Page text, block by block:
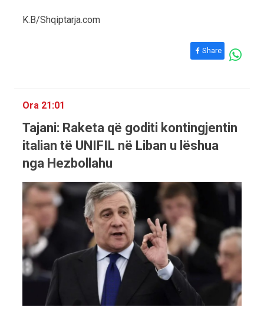
K.B/Shqiptarja.com
Share
Ora 21:01
Tajani: Raketa që goditi kontingjentin
italian të UNIFIL në Liban u lëshua
nga Hezbollahu